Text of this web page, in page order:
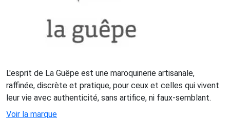
L'esprit de La Guêpe est une maroquinerie artisanale,
raffinée, discrète et pratique, pour ceux et celles qui vivent
leur vie avec authenticité, sans artifice, ni faux-semblant.
Voir la marque